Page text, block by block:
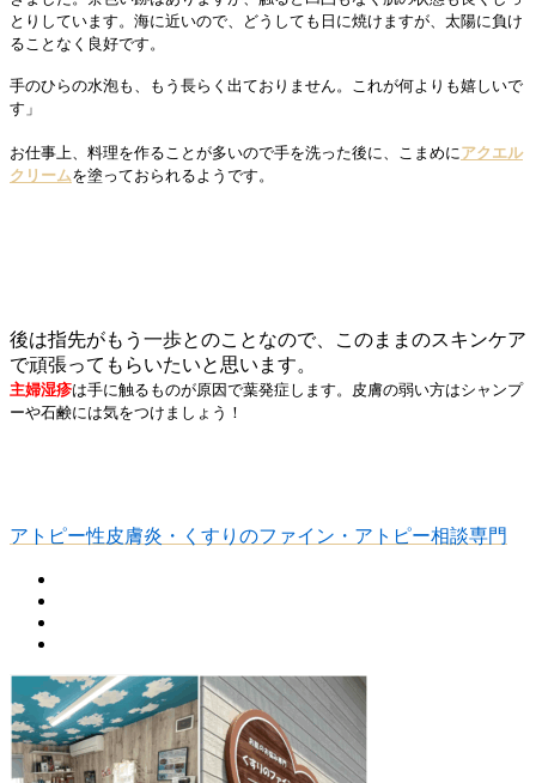
とりしています。海に近いので、どうしても日に焼けますが、太陽に負け
ることなく良好です。
手のひらの水泡も、もう長らく出ておりません。これが何よりも嬉しいで
す」
お仕事上、料理を作ることが多いので手を洗った後に、こまめにアクエル
クリームを塗っておられるようです。
後は指先がもう一歩とのことなので、このままのスキンケア
で頑張ってもらいたいと思います。
主婦湿疹は手に触るものが原因で葉発症します。皮膚の弱い方はシャンプ
ーや石鹸には気をつけましょう！
アトピー性皮膚炎・くすりのファイン・アトピー相談専門